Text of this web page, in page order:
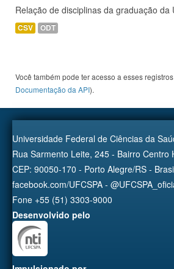
Relação de disciplinas da graduação da
CSV ODT
Você também pode ter acesso a esses
Documentação da API).
Universidade Federal de Ciências da
Rua Sarmento Leite, 245 - Bairro Centro
CEP: 90050-170 - Porto Alegre/RS -
facebook.com/UFCSPA -
Fone +55 (51) 3303-9000
Desenvolvido pelo